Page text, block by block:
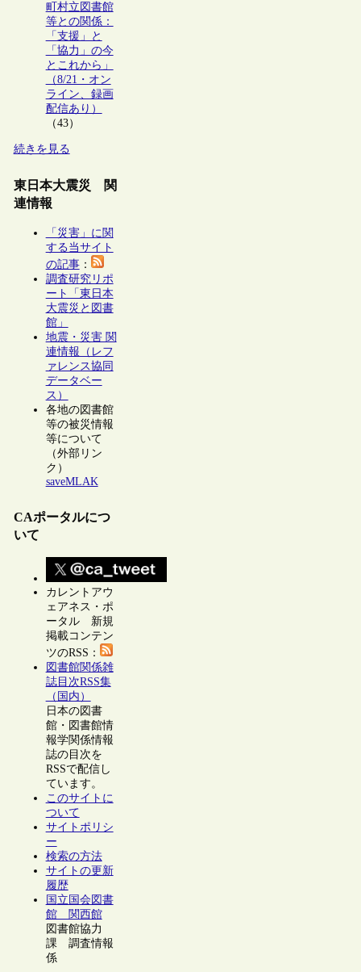
町村立図書館
等との関係：
「支援」と
「協力」の今
とこれから」
（8/21・オン
ライン、録画
配信あり）
（43）
続きを見る
東日本大震災 関
連情報
「災害」に関
する当サイト
の記事：
調査研究リポ
ート「東日本
大震災と図書
館」
地震・災害 関
連情報（レフ
ァレンス協同
データベー
ス）
各地の図書館
等の被災情報
等について
（外部リン
ク）
saveMLAK
CAポータルにつ
いて
カレントアウ
ェアネス・ポ
ータル 新規
掲載コンテン
ツのRSS：
図書館関係雑
誌目次RSS集
（国内）
日本の図書
館・図書館情
報学関係情報
誌の目次を
RSSで配信し
ています。
このサイトに
ついて
サイトポリシ
ー
検索の方法
サイトの更新
履歴
国立国会図書
館 関西館
図書館協力
課 調査情報
係